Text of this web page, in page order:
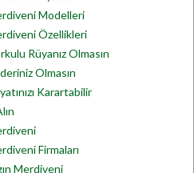
Modelleri
Özellikleri
Rüyanız Olmasın
Olmasın
Karartabilir
Firmaları
Merdiveni